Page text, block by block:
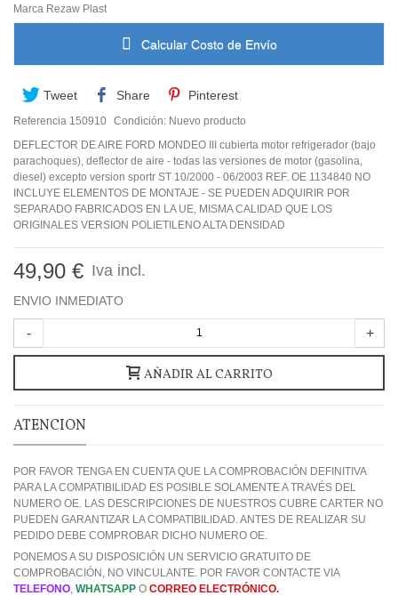
Marca Rezaw Plast
Calcular Costo de Envío
Tweet Share Pinterest
Referencia 150910 Condición: Nuevo producto
DEFLECTOR DE AIRE FORD MONDEO III cubierta motor refrigerador (bajo
parachoques), deflector de aire - todas las versiones de motor (gasolina,
diesel) excepto version sportr ST 10/2000 - 06/2003 REF. OE 1134840 NO
INCLUYE ELEMENTOS DE MONTAJE - SE PUEDEN ADQUIRIR POR
SEPARADO FABRICADOS EN LA UE, MISMA CALIDAD QUE LOS
ORIGINALES VERSION POLIETILENO ALTA DENSIDAD
49,90 € Iva incl.
ENVIO INMEDIATO
- +
AÑADIR AL CARRITO
ATENCION
POR FAVOR TENGA EN CUENTA QUE LA COMPROBACIÓN DEFINITIVA
PARA LA COMPATIBILIDAD ES POSIBLE SOLAMENTE A TRAVÉS DEL
NUMERO OE. LAS DESCRIPCIONES DE NUESTROS CUBRE CARTER NO
PUEDEN GARANTIZAR LA COMPATIBILIDAD. ANTES DE REALIZAR SU
PEDIDO DEBE COMPROBAR DICHO NUMERO OE.
PONEMOS A SU DISPOSICIÓN UN SERVICIO GRATUITO DE
COMPROBACIÓN, NO VINCULANTE. POR FAVOR CONTACTE VIA
TELEFONO, WHATSAPP O CORREO ELECTRÓNICO.